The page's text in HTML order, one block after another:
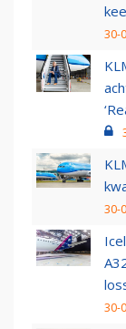
30-
30-
30-